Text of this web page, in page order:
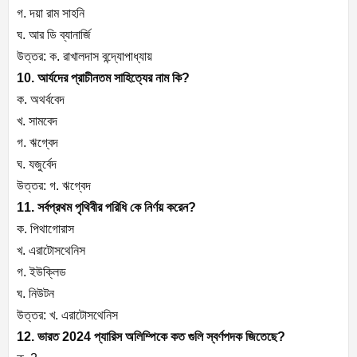
গ. দয়া রাম সাহনি
ঘ. আর ডি ব্যানার্জি
উত্তর: ক. রাখালদাস বন্দ্যোপাধ্যায়
10. আর্যদের প্রাচীনতম সাহিত্যের নাম কি?
ক. অথর্ববেদ
খ. সামবেদ
গ. ঋগ্বেদ
ঘ. যজুর্বেদ
উত্তর: গ. ঋগ্বেদ
11. সর্বপ্রথম পৃথিবীর পরিধি কে নির্ণয় করেন?
ক. পিথাগোরাস
খ. এরাটোসথেনিস
গ. ইউক্লিড
ঘ. নিউটন
উত্তর: খ. এরাটোসথেনিস
12. ভারত 2024 প্যারিস অলিম্পিকে কত গুলি স্বর্ণপদক জিতেছে?